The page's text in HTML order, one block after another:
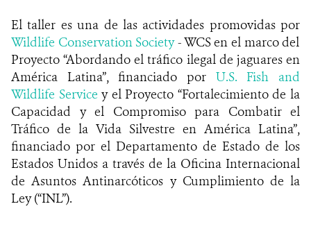
El taller es una de las actividades promovidas por
Wildlife Conservation Society- WCS en el marco del
Proyecto “Abordando el tráfico ilegal de jaguares en
América Latina”, financiado por U.S. Fish and
Wildlife Service y el Proyecto “Fortalecimiento de la
Capacidad y el Compromiso para Combatir el
Tráfico de la Vida Silvestre en América Latina”,
financiado por el Departamento de Estado de los
Estados Unidos a través de la Oficina Internacional
de Asuntos Antinarcóticos y Cumplimiento de la
Ley (“INL”).